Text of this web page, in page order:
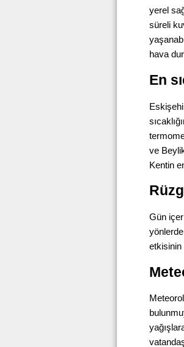
yerel
süreli
hava
En
ve
Kentin
Gün
etkisinin